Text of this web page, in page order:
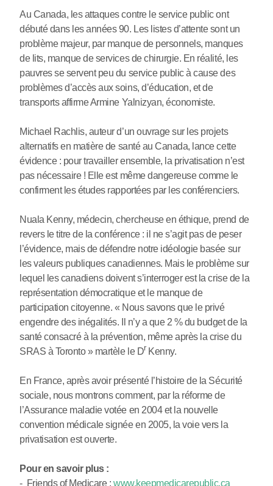
Au Canada, les attaques contre le service public ont
débuté dans les années 90. Les listes d’attente sont un
problème majeur, par manque de personnels, manques
de lits, manque de services de chirurgie. En réalité, les
pauvres se servent peu du service public à cause des
problèmes d’accès aux soins, d’éducation, et de
transports affirme Armine Yalnizyan, économiste.
Michael Rachlis, auteur d’un ouvrage sur les projets
alternatifs en matière de santé au Canada, lance cette
évidence : pour travailler ensemble, la privatisation n’est
pas nécessaire ! Elle est même dangereuse comme le
confirment les études rapportées par les conférenciers.
Nuala Kenny, médecin, chercheuse en éthique, prend de
revers le titre de la conférence : il ne s’agit pas de peser
l’évidence, mais de défendre notre idéologie basée sur
les valeurs publiques canadiennes. Mais le problème sur
lequel les canadiens doivent s’interroger est la crise de la
représentation démocratique et le manque de
participation citoyenne. « Nous savons que le privé
engendre des inégalités. Il n’y a que 2 % du budget de la
santé consacré à la prévention, même après la crise du
SRAS à Toronto » martèle le Dr Kenny.
En France, après avoir présenté l’histoire de la Sécurité
sociale, nous montrons comment, par la réforme de
l’Assurance maladie votée en 2004 et la nouvelle
convention médicale signée en 2005, la voie vers la
privatisation est ouverte.
Pour en savoir plus :
- Friends of Medicare :www.keepmedicarepublic.ca